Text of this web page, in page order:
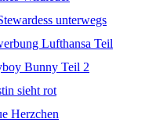
unterwegs
Lufthansa Teil
Bunny Teil 2
sieht rot
Herzchen